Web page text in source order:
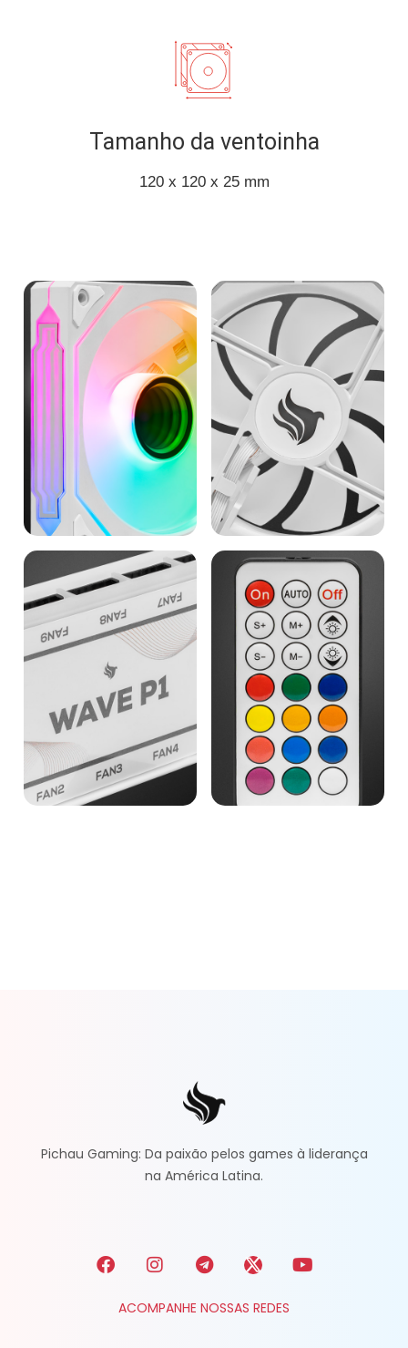
Tamanho da ventoinha
120 x 120 x 25 mm
Pichau Gaming: Da paixão pelos games à liderança
na América Latina.
ACOMPANHE NOSSAS REDES